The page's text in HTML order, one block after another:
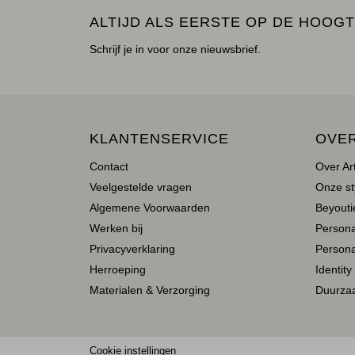
ALTIJD ALS EERSTE OP DE
Schrijf je in voor onze nieuwsbrief.
KLANTENSERVICE
Contact
Veelgestelde vragen
Algemene Voorwaarden
Werken bij
Privacyverklaring
Herroeping
Materialen & Verzorging
Over
Onze
Identity
Cookie instellingen